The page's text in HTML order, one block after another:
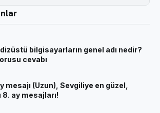
bilgisayarların genel adı nedir?
cevabı
mesajı (Uzun), Sevgiliye en güzel,
8. ay mesajları!